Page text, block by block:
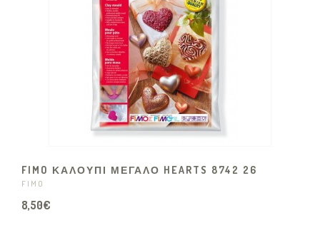
FIMO ΚΑΛΟΥΠΙ ΜΕΓΑΛΟ HEARTS 8742 26
FIMO
8,50€